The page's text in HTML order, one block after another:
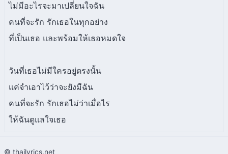
ไม่มีอะไรจะมาเปลี่ยนใจฉัน
คนที่จะรัก รักเธอในทุกอย่าง
ที่เป็นเธอ และพร้อมให้เธอหมดใจ
วันที่เธอไม่มีใครอยู่ตรงนั้น
แค่จำเอาไว้ว่าจะยังมีฉัน
คนที่จะรัก รักเธอไม่ว่าเมื่อไร
ให้ฉันดูแลใจเธอ
© thailyrics.net